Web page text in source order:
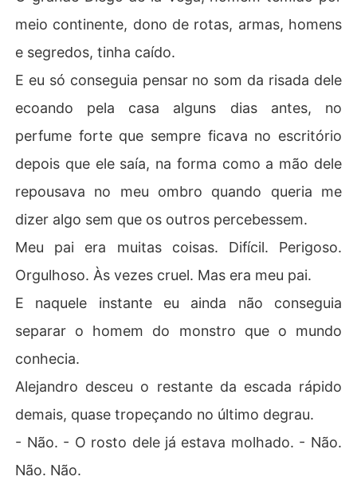
meio continente, dono de rotas, armas, homens
e segredos, tinha caído.
E eu só conseguia pensar no som da risada dele
ecoando pela casa alguns dias antes, no
perfume forte que sempre ficava no escritório
depois que ele saía, na forma como a mão dele
repousava no meu ombro quando queria me
dizer algo sem que os outros percebessem.
Meu pai era muitas coisas. Difícil. Perigoso.
Orgulhoso. Às vezes cruel. Mas era meu pai.
E naquele instante eu ainda não conseguia
separar o homem do monstro que o mundo
conhecia.
Alejandro desceu o restante da escada rápido
demais, quase tropeçando no último degrau.
- Não. - O rosto dele já estava molhado. - Não.
Não. Não.